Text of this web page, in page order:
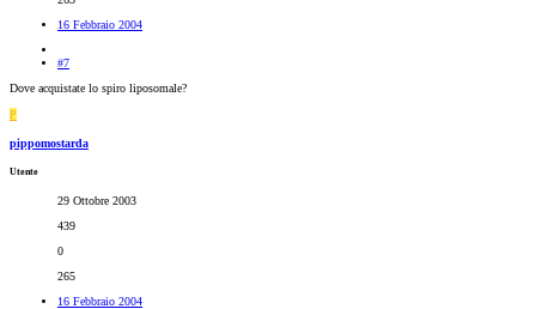
16 Febbraio 2004
#7
Dove acquistate lo spiro liposomale?
P
pippomostarda
Utente
29 Ottobre 2003
439
0
265
16 Febbraio 2004